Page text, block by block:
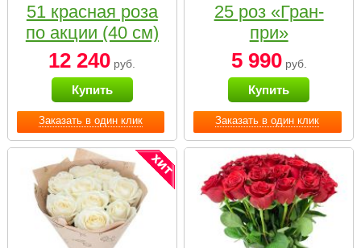
Заказать в один клик
51 красная роза
по акции (40 см)
12 240 руб.
Купить
Заказать в один клик
25 роз «Гран-
при»
5 990руб.
Купить